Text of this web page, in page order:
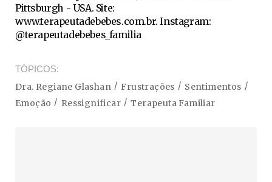
Pittsburgh - USA. Site:
www.terapeutadebebes.com.br. Instagram:
@terapeutadebebes_familia
TÓPICOS
Dra. Regiane Glashan Frustrações
Sentimentos
Emoção
Ressignificar Terapeuta Familiar